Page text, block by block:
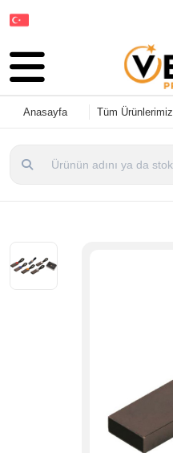
Anasayfa Tüm Ürünlerimiz